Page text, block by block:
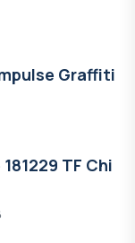
Graffiti
TF Chi